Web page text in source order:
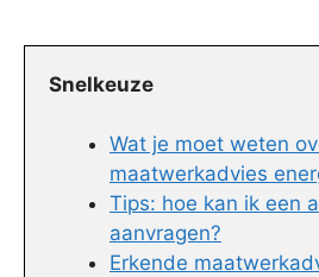
Snelkeuze
Wat je moet weten
maatwerkadvies
Tips: hoe kan ik een
aanvragen?
Erkende